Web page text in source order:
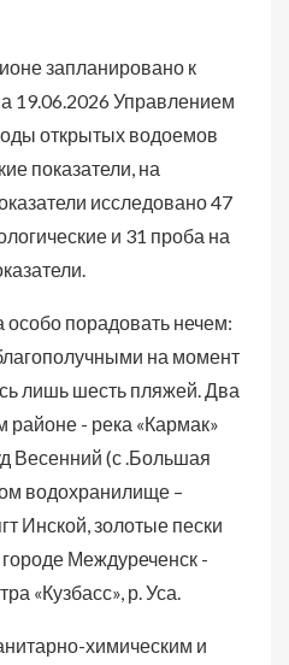
запланировано к
19.06.2026 Управлением
открытых водоемов
показатели, на
исследовано 47
и 31 проба на
порадовать нечем:
на момент
лишь шесть пляжей. Два
районе - река «Кармак»
Весенний (с .Большая
водохранилище –
Инской, золотые пески
Междуреченск -
«Кузбасс», р. Уса.
химическим и